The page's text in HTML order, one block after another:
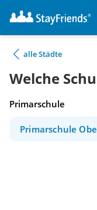
alle Städte
Welche
Primarschule
Primarschule